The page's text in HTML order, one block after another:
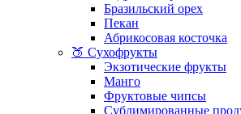
Бразильский орех
Пекан
Абрикосовая косточка
🍑 Сухофрукты
Экзотические фрукты
Манго
Фруктовые чипсы
Сублимированные